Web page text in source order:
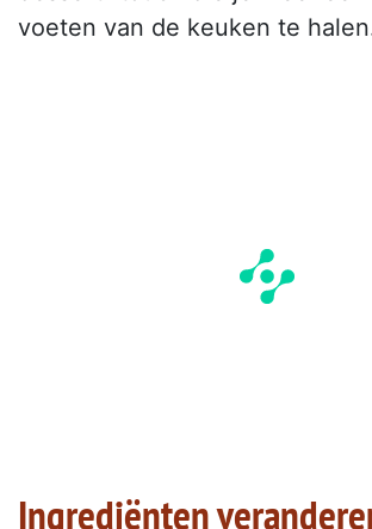
voeten van de keuken te
Ingrediënten